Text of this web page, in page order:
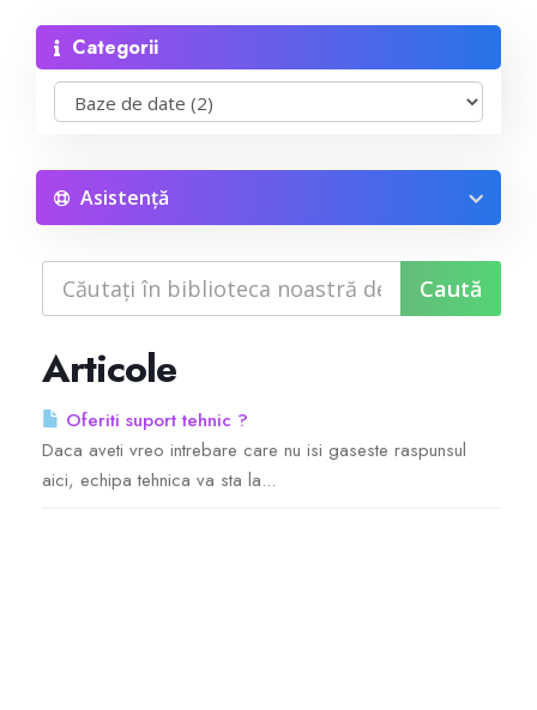
Reseller Radio SonicPanel SHOUTcast
WebHosting
Reseller Web Hosting
Servere VPS
Counter Strike 1.6
Counter Strike Go
Categorii
Asistență
Articole
Oferiti suport tehnic ?
Daca aveti vreo intrebare care nu isi gaseste raspunsul
aici, echipa tehnica va sta la...